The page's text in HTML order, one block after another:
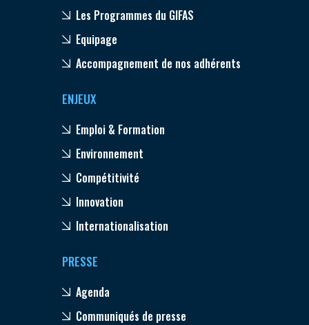
Les Programmes du GIFAS
Equipage
Accompagnement de nos adhérents
ENJEUX
Emploi & Formation
Environnement
Compétitivité
Innovation
Internationalisation
PRESSE
Agenda
Communiqués de presse